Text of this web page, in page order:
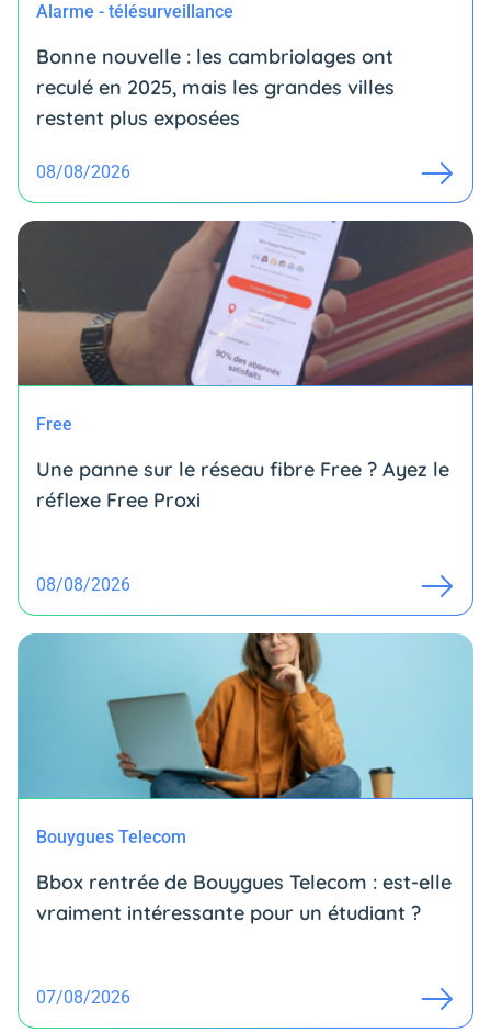
Alarme - télésurveillance
Bonne nouvelle : les cambriolages ont
reculé en 2025, mais les grandes villes
restent plus exposées
08/08/2026
Free
Une panne sur le réseau fibre Free ? Ayez le
réflexe Free Proxi
08/08/2026
Bouygues Telecom
Bbox rentrée de Bouygues Telecom : est-elle
vraiment intéressante pour un étudiant ?
07/08/2026